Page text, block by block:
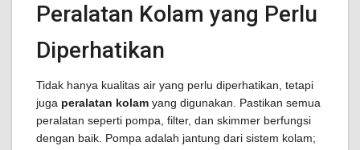
Peralatan Kolam yang Perlu
Diperhatikan
Tidak hanya kualitas air yang perlu diperhatikan, tetapi
juga peralatan kolam yang digunakan. Pastikan semua
peralatan seperti pompa, filter, dan skimmer berfungsi
dengan baik. Pompa adalah jantung dari sistem kolam;